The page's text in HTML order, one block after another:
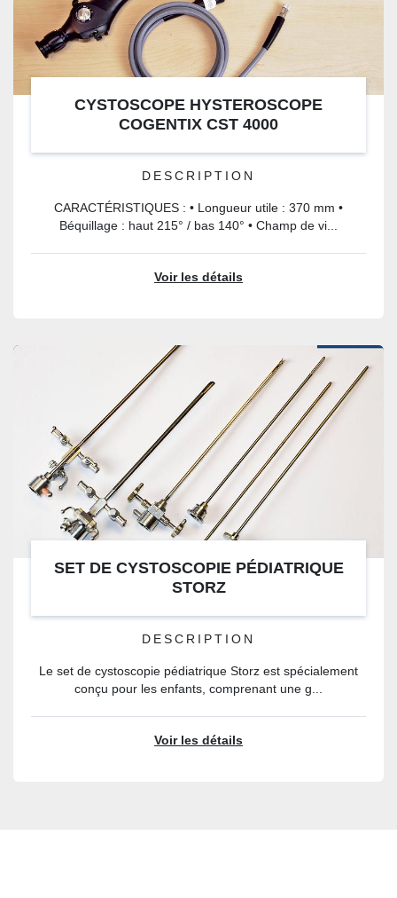
CYSTOSCOPE HYSTEROSCOPE
COGENTIX CST 4000
DESCRIPTION
CARACTÉRISTIQUES : • Longueur utile : 370 mm •
Béquillage : haut 215° / bas 140° • Champ de vi...
Voir les détails
SET DE CYSTOSCOPIE PÉDIATRIQUE
STORZ
DESCRIPTION
Le set de cystoscopie pédiatrique Storz est spécialement
conçu pour les enfants, comprenant une g...
Voir les détails